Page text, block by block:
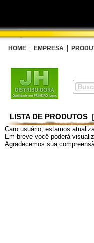
HOME EMPRESA
LISTA DE PRODUTOS
Caro usuário, estamos
Em breve você poderá
Agradecemos sua